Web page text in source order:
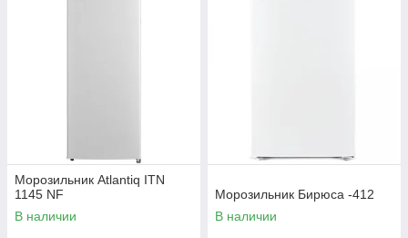
Морозильник Atlantiq ITN
1145 NF
В наличии
Морозильник Бирюса -412
В наличии